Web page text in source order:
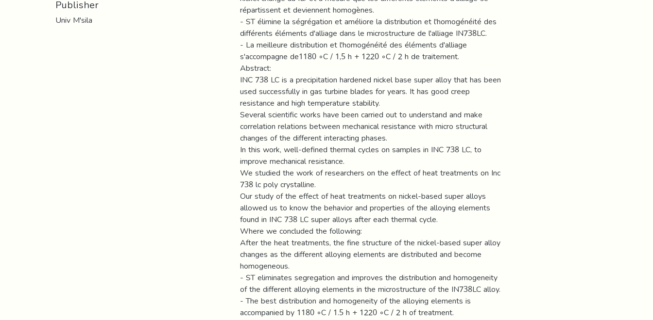
Publisher
Univ M'sila
répartissent et deviennent homogènes.
- ST élimine la ségrégation et améliore la distribution et l'homogénéité des
différents éléments d'alliage dans le microstructure de l'alliage IN738LC.
- La meilleure distribution et l'homogénéité des éléments d'alliage
s'accompagne de1180 ◦C / 1,5 h + 1220 ◦C / 2 h de traitement.
Abstract:
INC 738 LC is a precipitation hardened nickel base super alloy that has been
used successfully in gas turbine blades for years. It has good creep
resistance and high temperature stability.
Several scientific works have been carried out to understand and make
correlation relations between mechanical resistance with micro structural
changes of the different interacting phases.
In this work, well-defined thermal cycles on samples in INC 738 LC, to
improve mechanical resistance.
We studied the work of researchers on the effect of heat treatments on Inc
738 lc poly crystalline.
Our study of the effect of heat treatments on nickel-based super alloys
allowed us to know the behavior and properties of the alloying elements
found in INC 738 LC super alloys after each thermal cycle.
Where we concluded the following:
After the heat treatments, the fine structure of the nickel-based super alloy
changes as the different alloying elements are distributed and become
homogeneous.
- ST eliminates segregation and improves the distribution and homogeneity
of the different alloying elements in the microstructure of the IN738LC alloy.
- The best distribution and homogeneity of the alloying elements is
accompanied by 1180 ◦C / 1.5 h + 1220 ◦C / 2 h of treatment.